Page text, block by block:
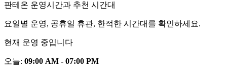
판테온 운영시간과 추천 시간대
요일별 운영, 공휴일 휴관, 한적한 시간대를 확인하세요.
현재 운영 중입니다
오늘: 09:00 AM - 07:00 PM